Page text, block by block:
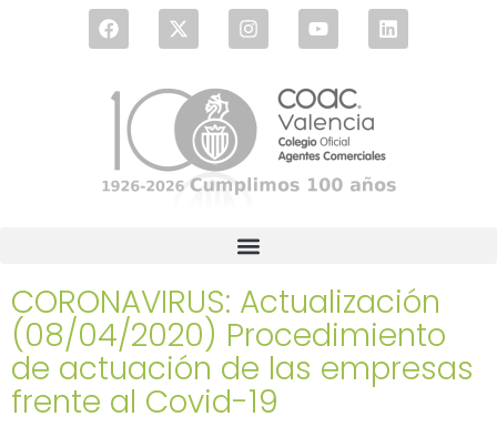
CORONAVIRUS: Actualización
(08/04/2020) Procedimiento
de actuación de las empresas
frente al Covid-19